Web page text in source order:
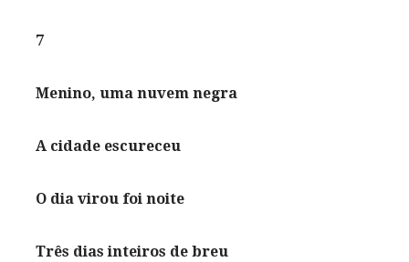
7
Menino, uma nuvem negra
A cidade escureceu
O dia virou foi noite
Três dias inteiros de breu